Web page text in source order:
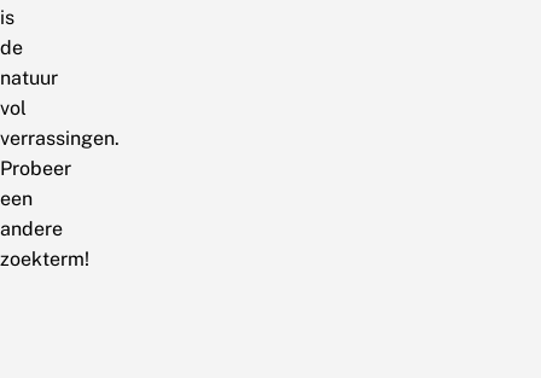
is
de
natuur
vol
verrassingen.
Probeer
een
andere
zoekterm!